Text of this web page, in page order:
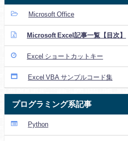
Microsoft Office
Microsoft Excel記事一覧【目次】
Excel ショートカットキー
Excel VBA サンプルコード集
プログラミング系記事
Python